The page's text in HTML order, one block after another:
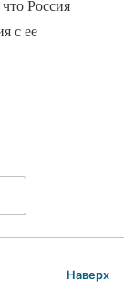
Россия
с ее
Наверх